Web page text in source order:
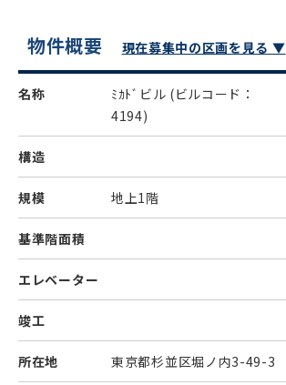
物件概要 現在募集中の区画を見る ▼
名称 ﾐｶﾄﾞビル (ビルコード：
4194)
構造
規模 地上1階
基準階面積
エレベーター
竣工
所在地 東京都杉並区堀ノ内3-49-3